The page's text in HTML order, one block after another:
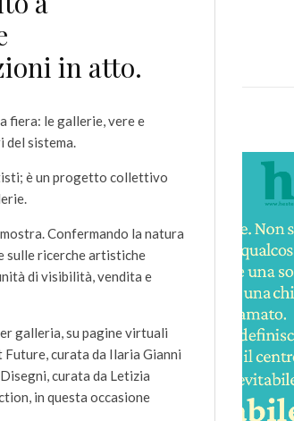
in atto.
fiera: le gallerie, vere e
del sistema.
è un progetto collettivo
Confermando la natura
sulle ricerche artistiche
di visibilità, vendita e
galleria, su pagine virtuali
curata da Ilaria Gianni
curata da Letizia
in questa occasione